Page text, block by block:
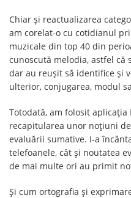
Chiar și reactualizarea
am corelat-o cu cotidianul
muzicale din top 40 din
cunoscută melodia, astfel că
dar au reușit să identifice și
ulterior, conjugarea, modul
Totodată, am folosit
recapitularea unor noțiuni
evaluării sumative. I-a
telefoanele, cât și noutatea
de mai multe ori au primit
Și cum ortografia și